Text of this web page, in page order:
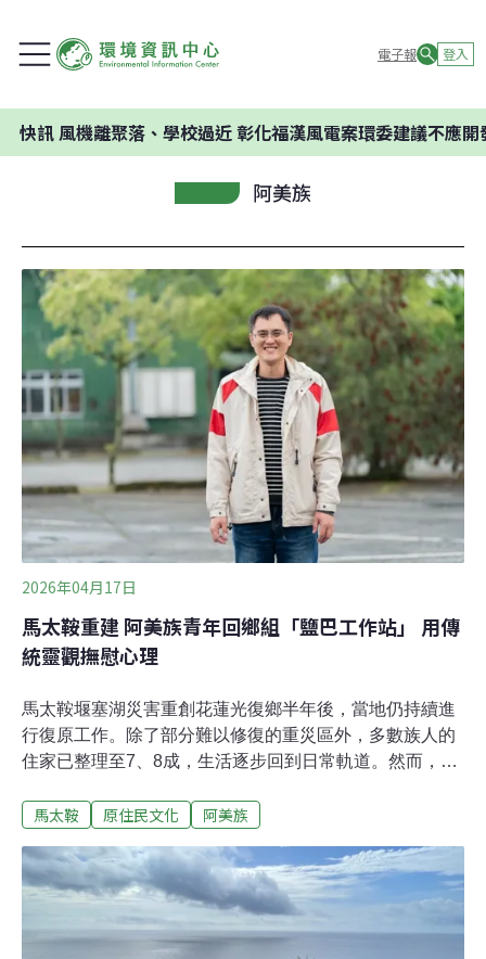
電子報 登入
離聚落、學校過近 彰化福漢風電案環委建議不應開發
阿美族
2026年04月17日
馬太鞍重建 阿美族青年回鄉組「鹽巴工作站」 用傳
統靈觀撫慰心理
馬太鞍堰塞湖災害重創花蓮光復鄉半年後，當地仍持續進
行復原工作。除了部分難以修復的重災區外，多數族人的
住家已整理至7、8成，生活逐步回到日常軌道。然而，隨
鹽巴工作站站長、馬太鞍青年Kulas Umo正是在這樣的時
站」。他以阿美族的傳統信仰與文化為基礎，陪伴族人走
過洪災帶來的創傷，尋找身心重建的可能。在大水過後迅
速串連返鄉 阿美族「年齡階層」制度展現即時救災力想起
半年前的災情，Kulas Umo至今仍心有餘悸。他回憶，當
馬太鞍 原住民文化 阿美族